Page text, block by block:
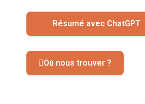
Résumé avec ChatGPT
Où nous trouver ?